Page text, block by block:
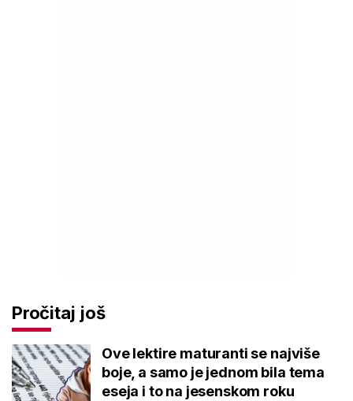
Pročitaj još
Ove lektire maturanti se najviše
boje, a samo je jednom bila tema
eseja i to na jesenskom roku